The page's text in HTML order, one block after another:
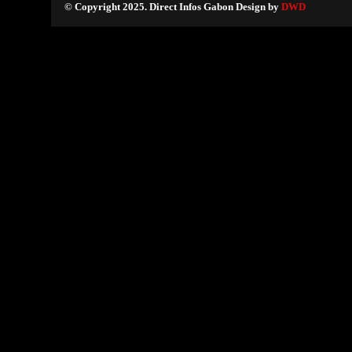
© Copyright 2025. Direct Infos Gabon Design by DWD